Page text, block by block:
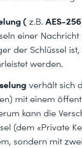
( z.B. AES-
einer
der Schlüssel
werden.
verhält sich
mit einem
kann die
(dem «Private
sondern mit